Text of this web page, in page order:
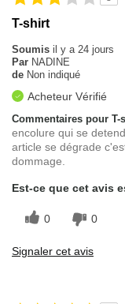
T-shirt
Soumis il y a 24 jours
Par NADINE
de Non indiqué
Acheteur Vérifié
Commentaires pour
encolure qui se
article se dégrade
dommage.
Est-ce que cet avis
0 0
Signaler cet avis